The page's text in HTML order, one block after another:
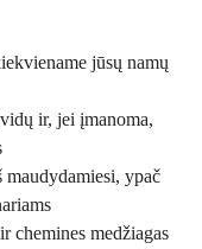
jūsų namų
ir, jei įmanoma,
maudydamiesi, ypač
chemines medžiagas